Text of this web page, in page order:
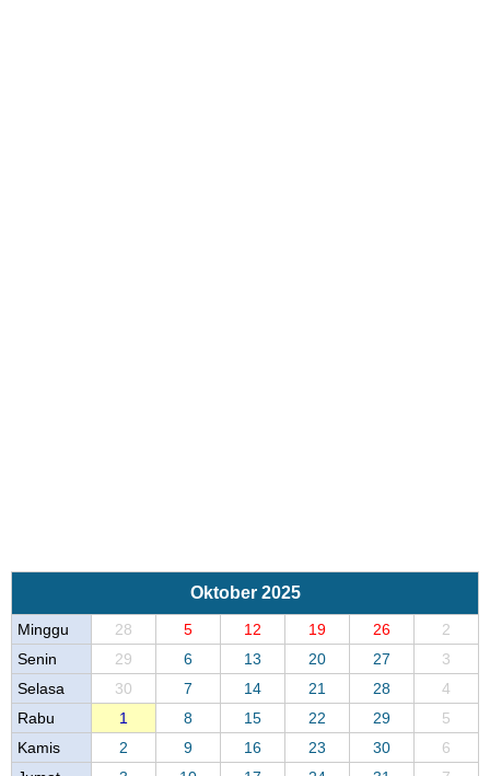
Oktober 2025
Minggu 28 5 12 19 26
2
Senin
29 6 13 20 27
3
Selasa
30 7 14 21 28
4
Rabu
1 8 15 22 29
5
Kamis
2 9 16 23 30
6